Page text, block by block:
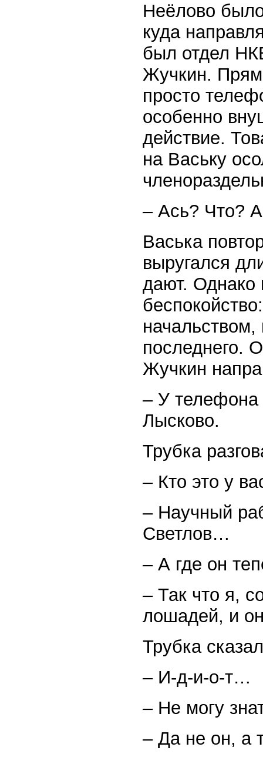
Неёлово
куда
был отдел
Жучкин.
просто
особенно
действие.
на Ваську
– Ась? Что?
Васька
выругался
дают. Однако
начальством,
последнего.
Жучкин
– У телефона
Лысково.
Трубка
– Кто это у
– Научный
Светлов…
– А где он
– Так что я,
лошадей, и
Трубка
– И-д-и-о-т…
– Не могу
– Да не он, а